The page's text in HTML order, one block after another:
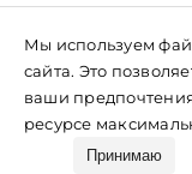
Мы используем
сайта. Это
ваши
ресурсе
Принимаю